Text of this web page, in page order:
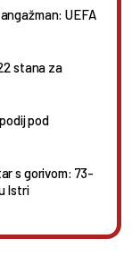
UEFA
stana za
pod
s gorivom: 73-
Istri